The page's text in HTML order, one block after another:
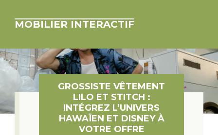
MOBILIER INTERACTIF
GROSSISTE VÊTEMENT
LILO ET STITCH :
INTÉGREZ L’UNIVERS
HAWAÏEN ET DISNEY À
VOTRE OFFRE